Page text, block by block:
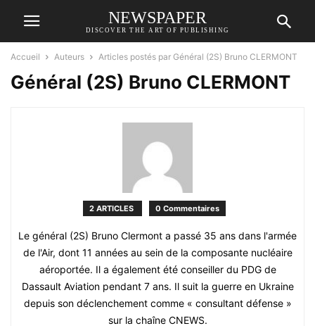
NEWSPAPER
DISCOVER THE ART OF PUBLISHING
Accueil Auteurs Articles postés par Général (2S) Bruno CLERMONT
Général (2S) Bruno CLERMONT
2 ARTICLES 0 Commentaires
Le général (2S) Bruno Clermont a passé 35 ans dans l'armée
de l'Air, dont 11 années au sein de la composante nucléaire
aéroportée. Il a également été conseiller du PDG de
Dassault Aviation pendant 7 ans. Il suit la guerre en Ukraine
depuis son déclenchement comme « consultant défense »
sur la chaîne CNEWS.